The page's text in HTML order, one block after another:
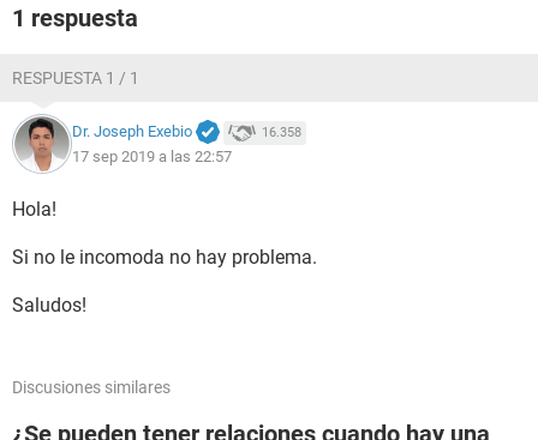
1 respuesta
RESPUESTA 1 / 1
Dr. Joseph Exebio 16.358
17 sep 2019 a las 22:57
Hola!
Si no le incomoda no hay problema.
Saludos!
Discusiones similares
¿Se pueden tener relaciones cuando hay una